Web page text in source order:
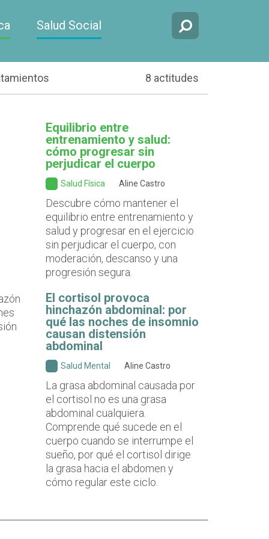
Salud Social
8 actitudes
Equilibrio entre
entrenamiento y salud:
cómo progresar sin
perjudicar el cuerpo
Salud Física Aline Castro
Descubre cómo mantener el
equilibrio entre entrenamiento y
salud y progresar en el ejercicio
sin perjudicar el cuerpo, con
moderación, descanso y una
progresión segura.
El cortisol provoca
hinchazón abdominal: por
qué las noches de insomnio
causan distensión
abdominal
Salud Mental Aline Castro
La grasa abdominal causada por
el cortisol no es una grasa
abdominal cualquiera.
Comprende qué sucede en el
cuerpo cuando se interrumpe el
sueño, por qué el cortisol dirige
la grasa hacia el abdomen y
cómo regular este ciclo.